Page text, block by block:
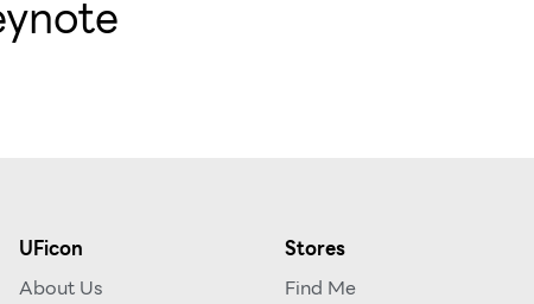
UFicon
About Us
Stores
Find Me